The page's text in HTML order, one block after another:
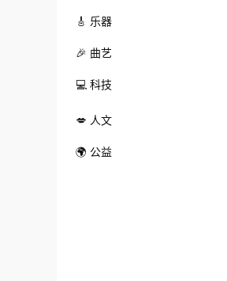
🎸 乐器
🎉 曲艺
💻 科技
💋 人文
🌍 公益